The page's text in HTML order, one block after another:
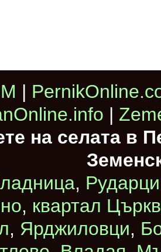
|
|
на селата в
, Рударци
, квартал
, Ярджиловци,